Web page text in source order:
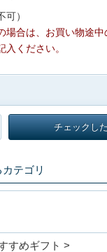
）
場合は、お買い物途
ください。
チェックし
テゴリ
すめギフト >